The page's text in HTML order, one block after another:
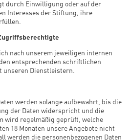
durch Einwilligung oder auf der
Interesses der Stiftung, ihre
nach unserem jeweiligen internen
entsprechenden schriftlichen
unseren Dienstleistern.
werden solange aufbewahrt, bis die
der Daten widerspricht und die
wird regelmäßig geprüft, welche
18 Monaten unsere Angebote nicht
werden die personenbezogenen Daten